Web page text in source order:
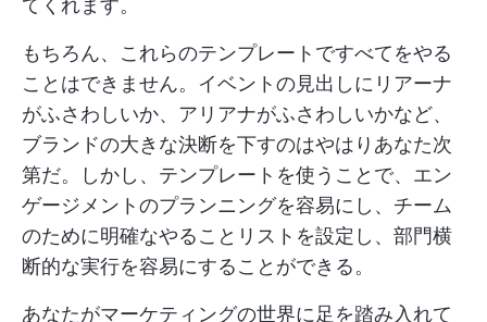
てくれます。
もちろん、これらのテンプレートですべてをやる
ことはできません。イベントの見出しにリアーナ
がふさわしいか、アリアナがふさわしいかなど、
ブランドの大きな決断を下すのはやはりあなた次
第だ。しかし、テンプレートを使うことで、エン
ゲージメントのプランニングを容易にし、チーム
のために明確なやることリストを設定し、部門横
断的な実行を容易にすることができる。
あなたがマーケティングの世界に足を踏み入れて